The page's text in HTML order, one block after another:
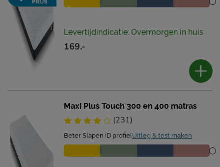
Levertijdindicatie: Overmorgen in huis
169.-
Maxi Plus Touch 300 en 400 matras
(231)
Beter Slapen iD profielUitleg & test maken